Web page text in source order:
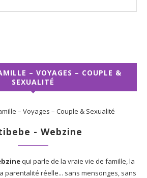
– VOYAGES – COUPLE &
SEXUALITÉ
- Webzine
qui parle de la vraie vie de famille, la
parentalité réelle... sans mensonges, sans